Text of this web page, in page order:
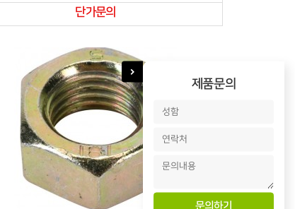
제품문의
단가문의